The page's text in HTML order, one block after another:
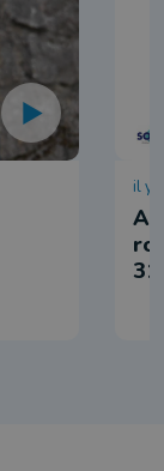
il y